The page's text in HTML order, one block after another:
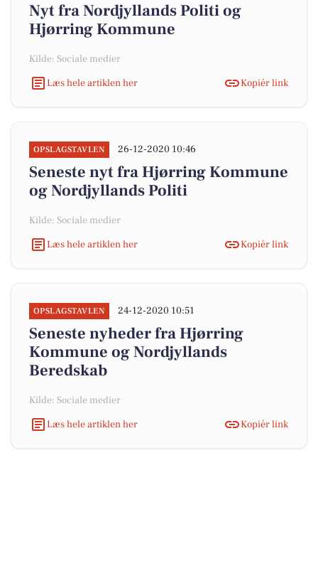
Nyt fra Nordjyllands Politi og
Hjørring Kommune
Kilde: Sociale medier
Læs hele artiklen her
Kopiér link
OPSLAGSTAVLEN 26-12-2020 10:46
Seneste nyt fra Hjørring Kommune
og Nordjyllands Politi
Kilde: Sociale medier
Læs hele artiklen her
Kopiér link
OPSLAGSTAVLEN 24-12-2020 10:51
Seneste nyheder fra Hjørring
Kommune og Nordjyllands
Beredskab
Kilde: Sociale medier
Læs hele artiklen her
Kopiér link